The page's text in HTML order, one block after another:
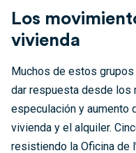
Los
vivienda
Muchos de estos
dar respuesta desde los
especulación y aumento
vivienda y el alquiler.
resistiendo la Oficina de